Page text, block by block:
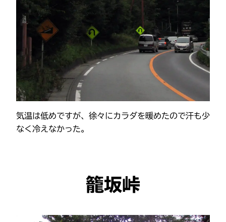
気温は低めですが、徐々にカラダを暖めたので汗も少
なく冷えなかった。
籠坂峠